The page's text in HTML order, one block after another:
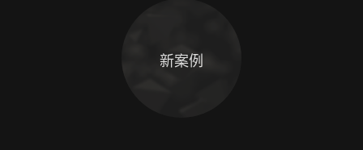
新案例